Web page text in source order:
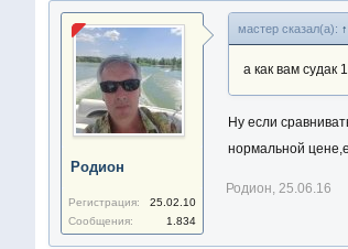
Родион
Регистрация:
25.02.10
Сообщения:
1.834
мастер сказал(а): ↑
а как вам судак
Ну если
нормальной
Родион, 25.06.16